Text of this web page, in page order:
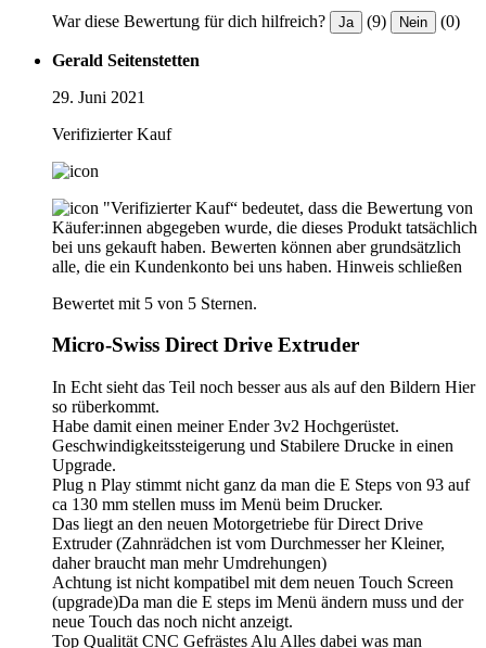
War diese Bewertung für dich hilfreich? Ja (9) Nein (0)
Gerald Seitenstetten
29. Juni 2021
Verifizierter Kauf
"Verifizierter Kauf“ bedeutet, dass die Bewertung von
Käufer:innen abgegeben wurde, die dieses Produkt tatsächlich
bei uns gekauft haben. Bewerten können aber grundsätzlich
alle, die ein Kundenkonto bei uns haben. Hinweis schließen
Bewertet mit 5 von 5 Sternen.
Micro-Swiss Direct Drive Extruder
In Echt sieht das Teil noch besser aus als auf den Bildern Hier
so rüberkommt.
Habe damit einen meiner Ender 3v2 Hochgerüstet.
Geschwindigkeitssteigerung und Stabilere Drucke in einen
Upgrade.
Plug n Play stimmt nicht ganz da man die E Steps von 93 auf
ca 130 mm stellen muss im Menü beim Drucker.
Das liegt an den neuen Motorgetriebe für Direct Drive
Extruder (Zahnrädchen ist vom Durchmesser her Kleiner,
daher braucht man mehr Umdrehungen)
Achtung ist nicht kompatibel mit dem neuen Touch Screen
(upgrade)Da man die E steps im Menü ändern muss und der
neue Touch das noch nicht anzeigt.
Top Qualität CNC Gefrästes Alu Alles dabei was man